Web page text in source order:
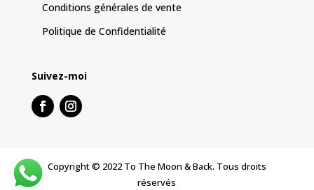
Conditions générales de vente
Politique de Confidentialité
Suivez-moi
Copyright © 2022 To The Moon & Back. Tous droits
réservés